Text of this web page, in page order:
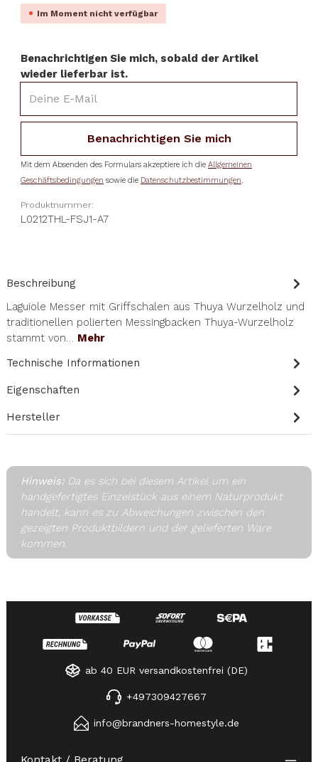
Im Moment nicht verfügbar
Benachrichtigen Sie mich, sobald der Artikel
wieder lieferbar ist.
Benachrichtigen Sie mich
Mit dem Absenden des Formulars akzeptiere ich die Allgemeinen
Geschäftsbedingungen sowie die Datenschutzbestimmungen.
Produktnummer:
L0212THL-FSJ1-A7
Beschreibung
Laguiole Messer mit Griffschalen aus Thuya Wurzelholz und
traditionellen polierten Messingbacken Thuya-Wurzelholz
stammt von… Mehr
Technische Informationen
Eigenschaften
Hersteller
Hinweis: Da es sich bei diesem Artikel um ein
handgefertigtes Einzelstück aus einem Naturprodukt
handelt, kann es zu Abweichungen zwischen den
gezeigten Produktbildern und der gelieferten Ware
kommen.
ab 40 EUR versandkostenfrei (DE)
+497309427667
info@brandners-homestyle.de